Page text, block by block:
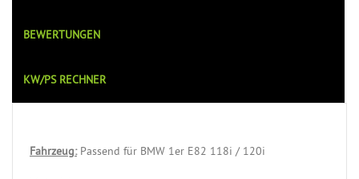
BEWERTUNGEN
KW/PS RECHNER
Fahrzeug:Passend für BMW 1er E82 118i / 120i